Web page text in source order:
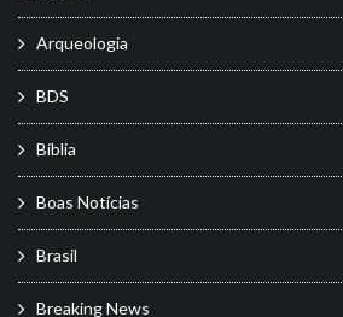
Arqueologia
BDS
Bíblia
Boas Notícias
Brasil
Breaking News